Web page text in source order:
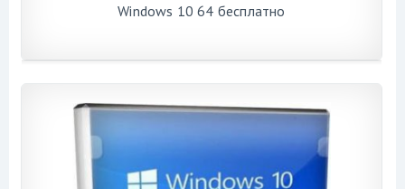
Windows 10 64 бесплатно